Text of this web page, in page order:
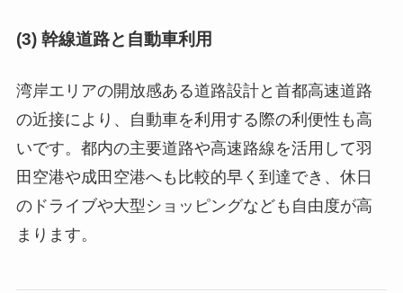
(3) 幹線道路と自動車利用
湾岸エリアの開放感ある道路設計と首都高速道路
の近接により、自動車を利用する際の利便性も高
いです。都内の主要道路や高速路線を活用して羽
田空港や成田空港へも比較的早く到達でき、休日
のドライブや大型ショッピングなども自由度が高
まります。